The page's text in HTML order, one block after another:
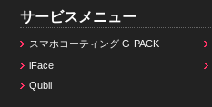
サービスメニュー
スマホコーティング G-PACK
iFace
Qubii